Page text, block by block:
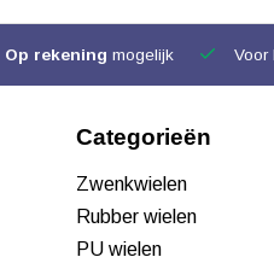
Op rekening mogelijk Voor
Categorieën
Zwenkwielen
Rubber wielen
PU wielen